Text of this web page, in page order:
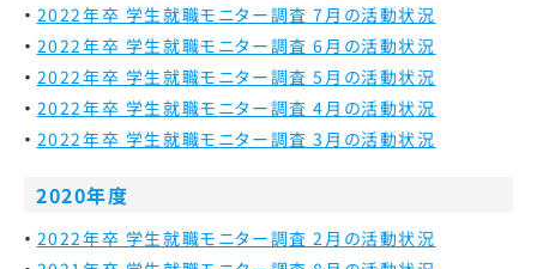
2022年卒 学生就職モニター調査 7月の活動状況
2022年卒 学生就職モニター調査 6月の活動状況
2022年卒 学生就職モニター調査 5月の活動状況
2022年卒 学生就職モニター調査 4月の活動状況
2022年卒 学生就職モニター調査 3月の活動状況
2020年度
2022年卒 学生就職モニター調査 2月の活動状況